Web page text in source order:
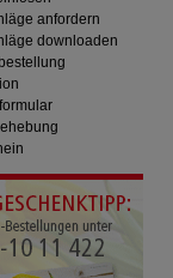
anfordern
downloaden